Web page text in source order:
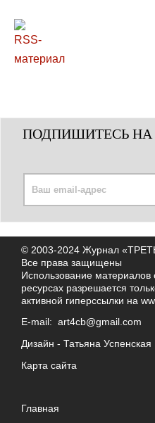
ПОДПИШИТЕСЬ
© 2003-2024 Журнал
Все права защищены
Использование материалов
ресурсах разрешается
активной гиперссылки на
E-mail: art4cb@gmail.com
Дизайн - Татьяна Успенская
Карта сайта
Главная